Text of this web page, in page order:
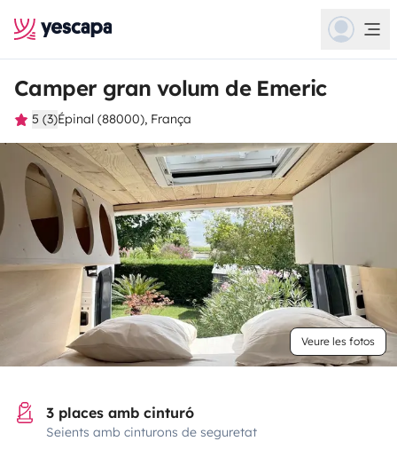
Camper gran volum de Emeric
5 (3)Épinal (88000), França
Veure les fotos
3 places amb cinturó
Seients amb cinturons de seguretat